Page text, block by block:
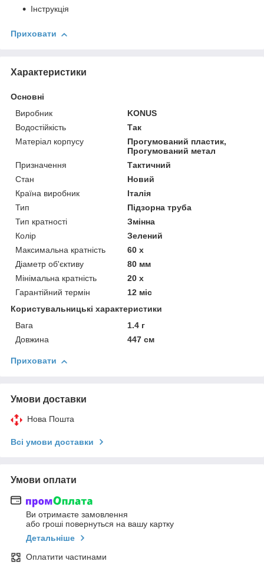
Інструкція
Приховати
Характеристики
Основні
Виробник
KONUS
Водостійкість
Так
Матеріал корпусу
Прогумований пластик,
Прогумований метал
Призначення
Тактичний
Стан
Новий
Країна виробник
Італія
Тип
Підзорна труба
Тип кратності
Змінна
Колір
Зелений
Максимальна кратність
60 х
Діаметр об'єктиву
80 мм
Мінімальна кратність
20 х
Гарантійний термін
12 міс
Користувальницькі характеристики
Вага
1.4 г
Довжина
447 см
Приховати
Умови доставки
Нова Пошта
Всі умови доставки
Умови оплати
Ви отримаєте замовлення
або гроші повернуться на вашу картку
Детальніше
Оплатити частинами